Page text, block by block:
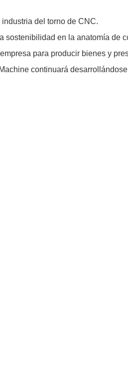
del torno de CNC.
en la anatomía de
para producir bienes y
continuará